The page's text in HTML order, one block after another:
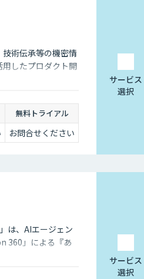
術伝承等の機密情
したプロダクト開
無料トライアル
お問合せください
サービス
選択
は、AIエージェン
360」による『あ
サービス
選択